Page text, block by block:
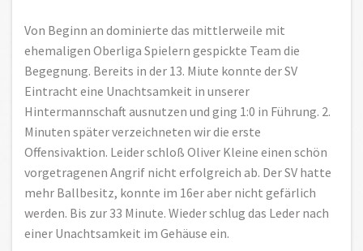
Von Beginn an dominierte das mittlerweile mit
ehemaligen Oberliga Spielern gespickte Team die
Begegnung. Bereits in der 13. Miute konnte der SV
Eintracht eine Unachtsamkeit in unserer
Hintermannschaft ausnutzen und ging 1:0 in Führung. 2.
Minuten später verzeichneten wir die erste
Offensivaktion. Leider schloß Oliver Kleine einen schön
vorgetragenen Angrif nicht erfolgreich ab. Der SV hatte
mehr Ballbesitz, konnte im 16er aber nicht gefärlich
werden. Bis zur 33 Minute. Wieder schlug das Leder nach
einer Unachtsamkeit im Gehäuse ein.